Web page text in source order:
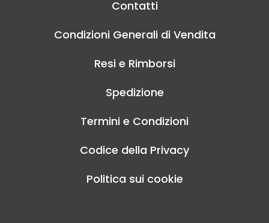
Contatti
Condizioni Generali di Vendita
Resi e Rimborsi
Spedizione
Termini e Condizioni
Codice della Privacy
Politica sui cookie